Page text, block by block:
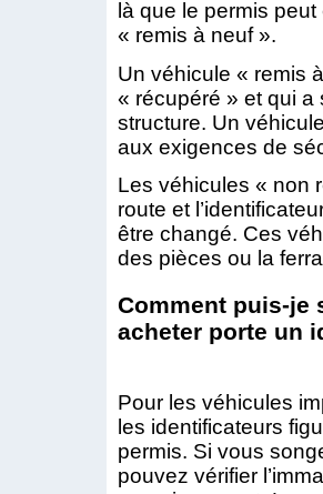
là que le permis
« remis à neuf ».
Un véhicule « remis
« récupéré » et qui a
structure. Un
aux exigences de
Les véhicules « non
route et
être changé. Ces
des pièces ou la
Comment puis-je
acheter porte un
Pour les véhicules
les identificateurs
permis. Si vous
pouvez vérifier